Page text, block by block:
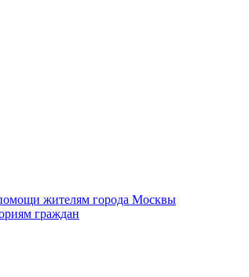
жителям города Москвы
граждан